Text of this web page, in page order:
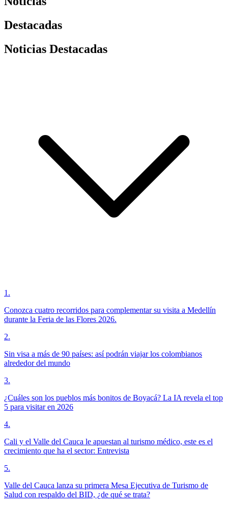
Destacadas
Noticias Destacadas
1 .
Conozca cuatro recorridos para complementar su visita a Medellín
durante la Feria de las Flores 2026.
2.
Sin visa a más de 90 países: así podrán viajar los colombianos
alrededor del mundo
3.
¿Cuáles son los pueblos más bonitos de Boyacá? La IA revela el top
5 para visitar en 2026
4.
Cali y el Valle del Cauca le apuestan al turismo médico, este es el
crecimiento que ha el sector: Entrevista
5.
Valle del Cauca lanza su primera Mesa Ejecutiva de Turismo de
Salud con respaldo del BID, ¿de qué se trata?